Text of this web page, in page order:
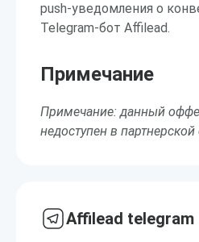
push-уведомления о
Telegram-бот Affilead.
Примечание
Примечание: данный
недоступен в партнерской
Affilead telegram